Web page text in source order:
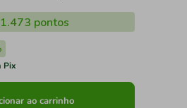
1.473 pontos
Pix
ao carrinho